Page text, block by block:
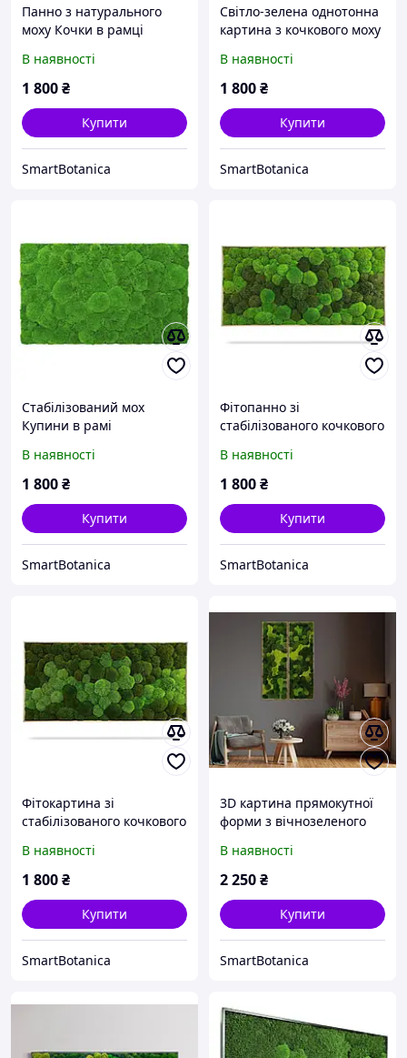
Панно з натурального
моху Кочки в рамці
В наявності
1 800₴
Купити
SmartBotanica
Світло-зелена однотонна
картина з кочкового моху
В наявності
1 800₴
Купити
SmartBotanica
Стабілізований мох
Купини в рамі
В наявності
1 800₴
Купити
SmartBotanica
Фітопанно зі
стабілізованого кочкового
відтінках
В наявності
1 800₴
Купити
SmartBotanica
Фітокартина зі
стабілізованого кочкового
зелених відтінках
В наявності
1 800₴
Купити
SmartBotanica
3D картина прямокутної
форми з вічнозеленого
BROWN, 100х100
В наявності
2 250₴
Купити
SmartBotanica